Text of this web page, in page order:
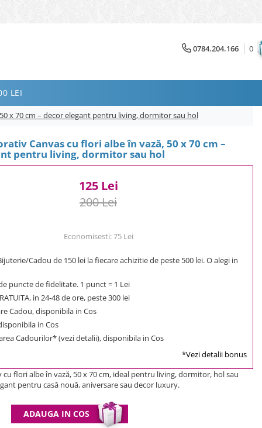
0784.204.166 0
LEI
x 70 cm – decor elegant pentru living, dormitor sau hol
Canvas cu flori albe în vază, 50 x 70 cm –
pentru living, dormitor sau hol
125 Lei
200 Lei
Economisesti:75 Lei
Cadou de 150 lei la fiecare achizitie de peste 500 lei. O alegi in
puncte de fidelitate. 1 punct = 1 Lei
in 24-48 de ore, peste 300 lei
Cadou, disponibila in Cos
in Cos
Cadourilor* (vezi detalii), disponibila in Cos
*Vezi detalii bonus
flori albe în vază, 50 x 70 cm, ideal pentru living, dormitor, hol sau
pentru casă nouă, aniversare sau decor luxury.
ADAUGA IN COS